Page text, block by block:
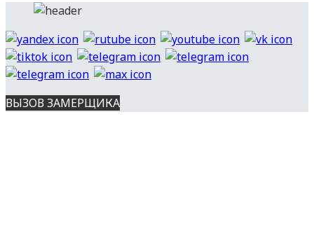
ВЫЗОВ ЗАМЕРЩИКА